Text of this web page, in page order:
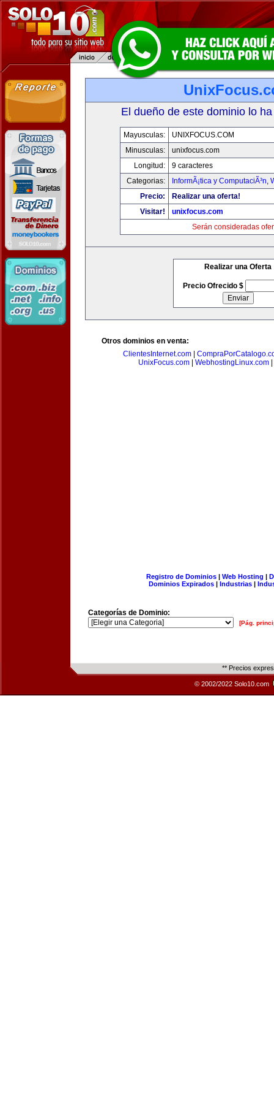
El dueño de este dominio lo
Mayusculas:
UNIXFOCUS.COM
Minusculas:
unixfocus.com
Longitud:
9 caracteres
Categorias:
InformÃ¡tica y ComputaciÃ³n,
Precio:
Realizar una oferta!
Visitar!
unixfocus.com
Serán consideradas
Realizar una Oferta
Precio Ofrecido $
Otros dominios en venta:
ClientesInternet.com
UnixFocus.com| WebhostingLinux.com|
Registro de Dominios| Web Hosting |
Dominios Expirados | Industrias |
Categorías de Dominio:
[Pág.
** Precios
© 2002/2022 Solo10.com